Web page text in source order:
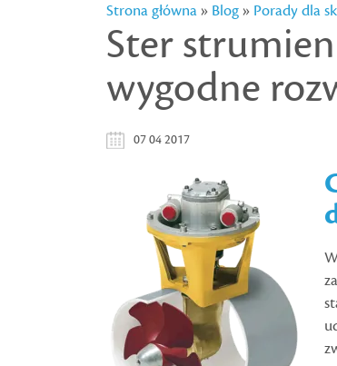
Strona główna» Blog» Porady dla
Ster
wygodne
07 04 2017